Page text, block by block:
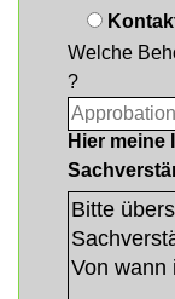
Welche
?
Hier meine